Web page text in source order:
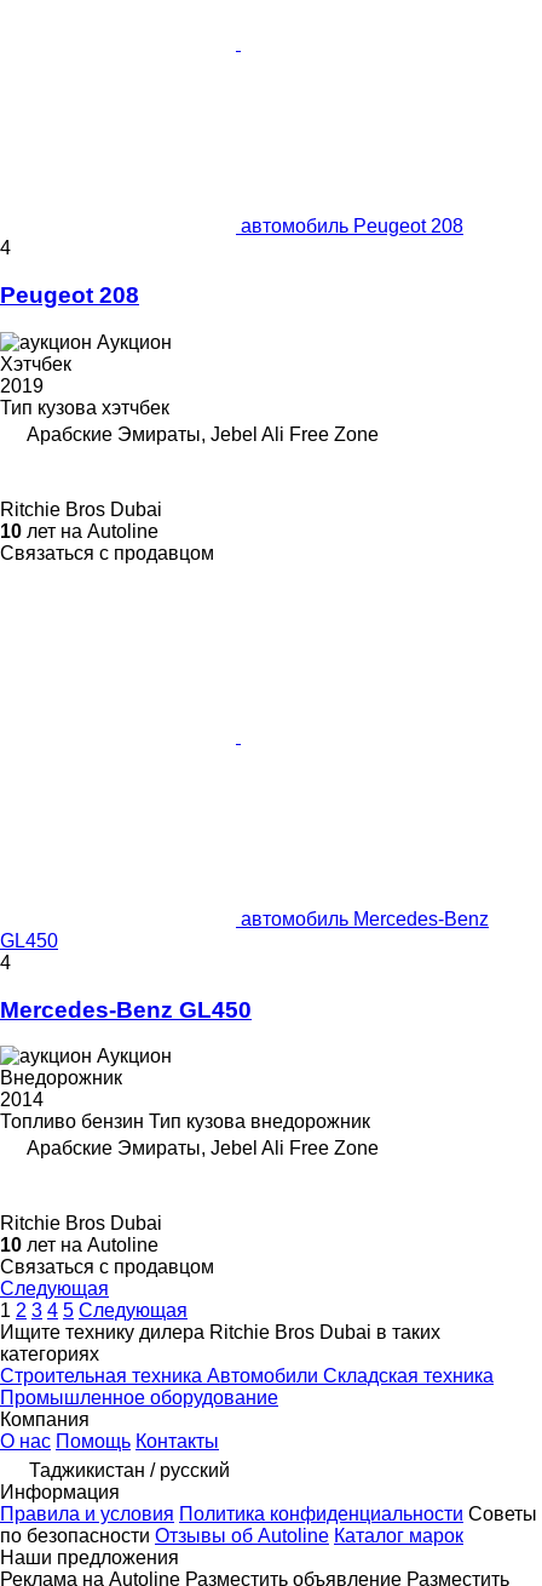
автомобиль Peugeot 208
4
Peugeot 208
Аукцион
Хэтчбек
2019
Тип кузова хэтчбек
Арабские Эмираты, Jebel Ali Free Zone
Ritchie Bros Dubai
10 лет на Autoline
Связаться с продавцом
автомобиль Mercedes-Benz
GL450
4
Mercedes-Benz GL450
Аукцион
Внедорожник
2014
Топливо бензин Тип кузова внедорожник
Арабские Эмираты, Jebel Ali Free Zone
Ritchie Bros Dubai
10 лет на Autoline
Связаться с продавцом
Следующая
1 2 3 4 5 Следующая
Ищите технику дилера Ritchie Bros Dubai в таких
категориях
Строительная техника Автомобили Складская техника
Промышленное оборудование
Компания
О нас Помощь Контакты
Таджикистан / русский
Информация
Правила и условия Политика конфиденциальности Советы
по безопасности Отзывы об Autoline Каталог марок
Наши предложения
Реклама на Autoline Разместить объявление Разместить